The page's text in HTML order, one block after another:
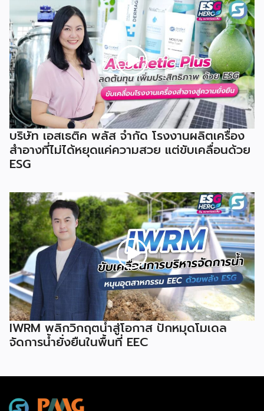
บริษัท เอสเธติค พลัส จำกัด โรงงานผลิตเครื่อง
สำอางที่ไม่ได้หยุดแค่ความสวย แต่ขับเคลื่อนด้วย
ESG
IWRM พลิกวิกฤตน้ำสู่โอกาส ปักหมุดโมเดล
จัดการน้ำยั่งยืนในพื้นที่ EEC